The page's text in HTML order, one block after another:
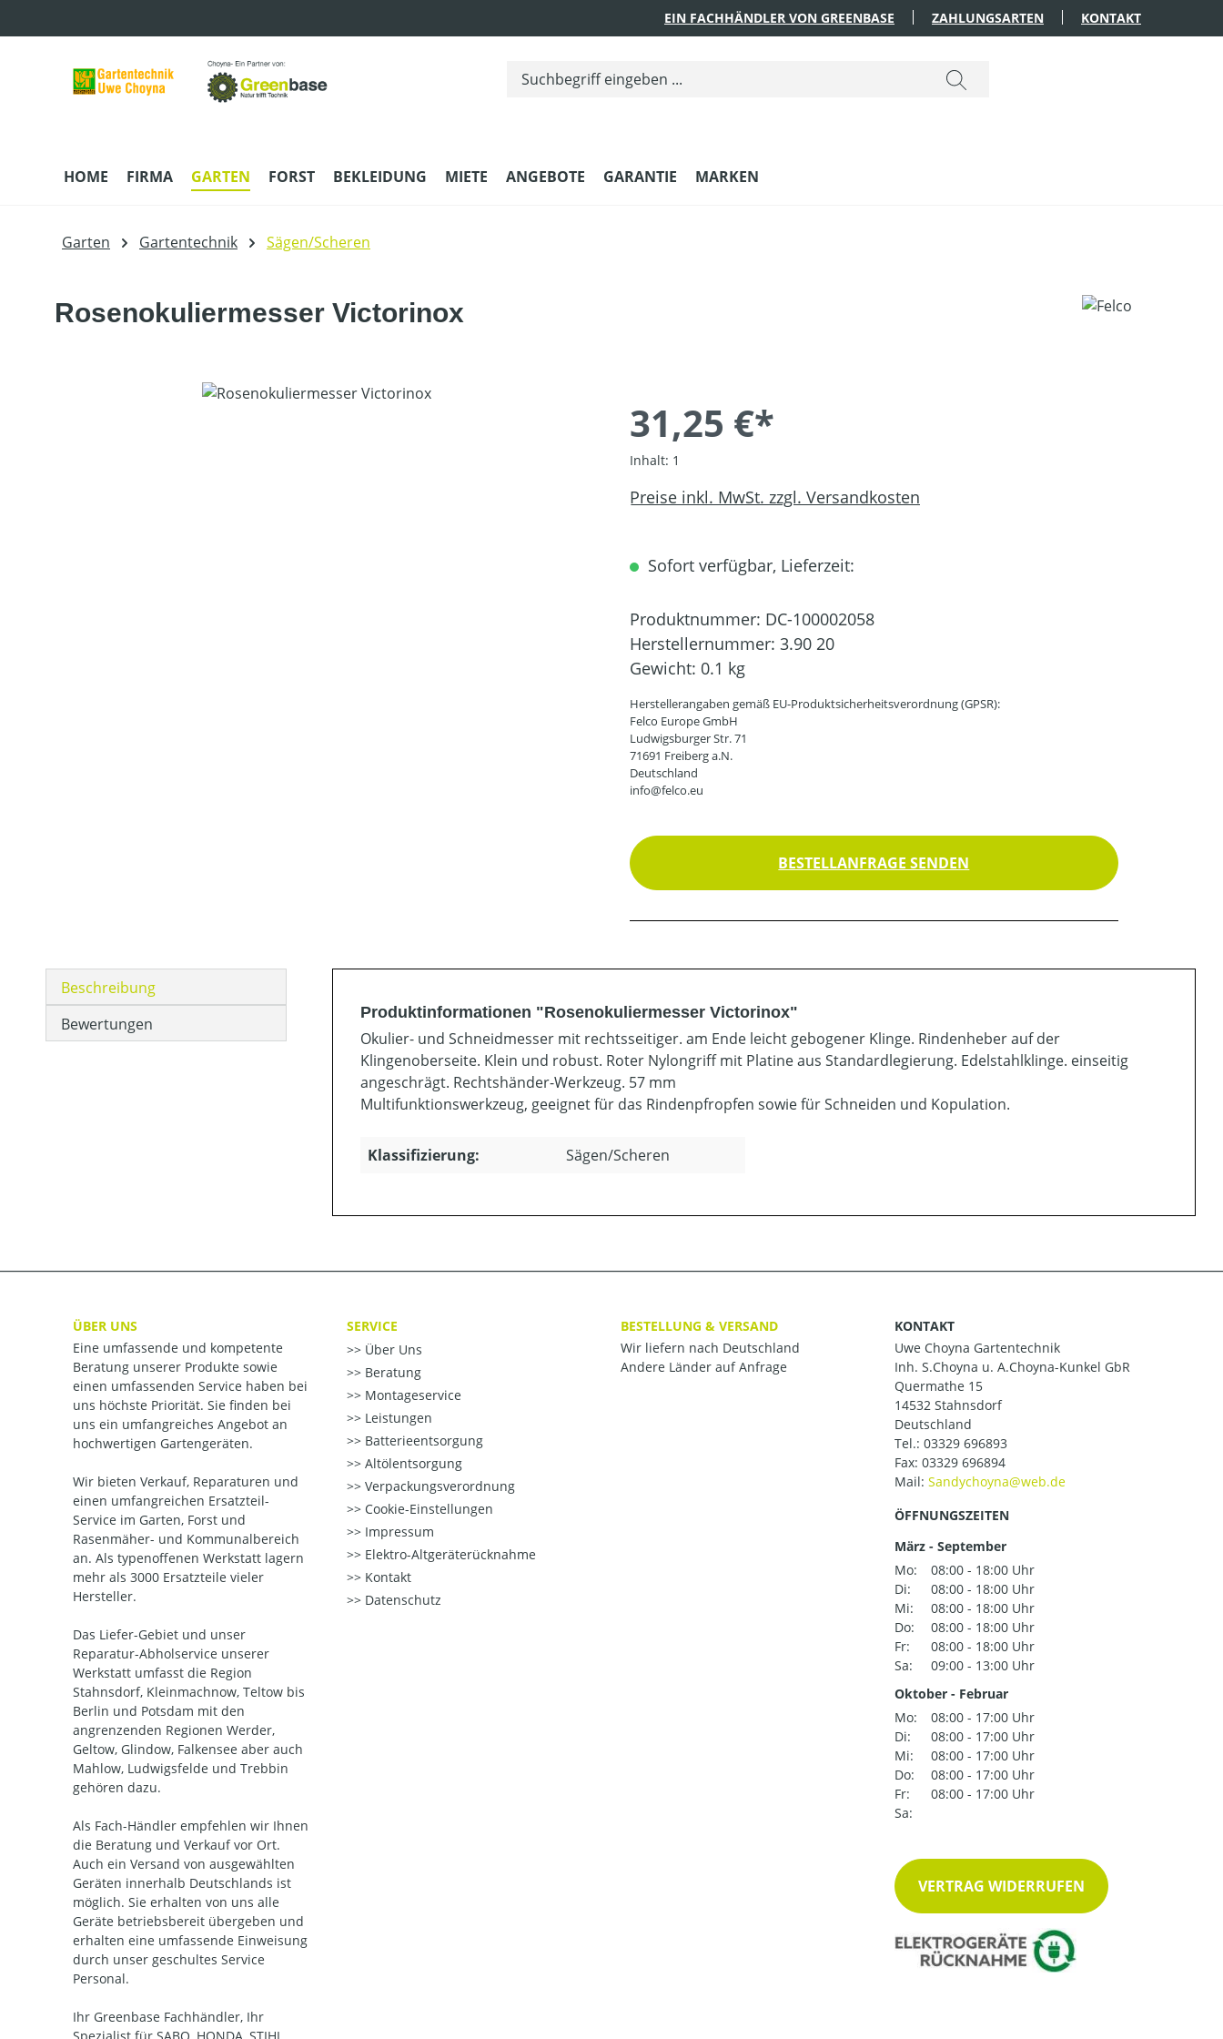
EIN FACHHÄNDLER VON GREENBASE ZAHLUNGSARTEN KONTAKT
HOME FIRMA GARTEN FORST BEKLEIDUNG MIETE ANGEBOTE GARANTIE MARKEN
Garten Gartentechnik Sägen/Scheren
Rosenokuliermesser Victorinox
Bildergalerie überspringen
31,25 €*
Inhalt: 1
Preise inkl. MwSt. zzgl. Versandkosten
Sofort verfügbar, Lieferzeit:
Produktnummer: DC-100002058
Herstellernummer: 3.90 20
Gewicht: 0.1 kg
Herstellerangaben gemäß EU-Produktsicherheitsverordnung (GPSR):
Felco Europe GmbH
Ludwigsburger Str. 71
71691 Freiberg a.N.
Deutschland
info@felco.eu
BESTELLANFRAGE SENDEN
Beschreibung
Bewertungen
Produktinformationen "Rosenokuliermesser Victorinox"
Okulier- und Schneidmesser mit rechtsseitiger. am Ende leicht gebogener Klinge. Rindenheber auf der
Klingenoberseite. Klein und robust. Roter Nylongriff mit Platine aus Standardlegierung. Edelstahlklinge. einseitig
angeschrägt. Rechtshänder-Werkzeug. 57 mm
Multifunktionswerkzeug, geeignet für das Rindenpfropfen sowie für Schneiden und Kopulation.
Klassifizierung: Sägen/Scheren
ÜBER UNS
Eine umfassende und kompetente
Beratung unserer Produkte sowie
einen umfassenden Service haben bei
uns höchste Priorität. Sie finden bei
uns ein umfangreiches Angebot an
hochwertigen Gartengeräten.
Wir bieten Verkauf, Reparaturen und
einen umfangreichen Ersatzteil-
Service im Garten, Forst und
Rasenmäher- und Kommunalbereich
an. Als typenoffenen Werkstatt lagern
mehr als 3000 Ersatzteile vieler
Hersteller.
Das Liefer-Gebiet und unser
Reparatur-Abholservice unserer
Werkstatt umfasst die Region
Stahnsdorf, Kleinmachnow, Teltow bis
Berlin und Potsdam mit den
angrenzenden Regionen Werder,
Geltow, Glindow, Falkensee aber auch
Mahlow, Ludwigsfelde und Trebbin
gehören dazu.
Als Fach-Händler empfehlen wir Ihnen
die Beratung und Verkauf vor Ort.
Auch ein Versand von ausgewählten
Geräten innerhalb Deutschlands ist
möglich. Sie erhalten von uns alle
Geräte betriebsbereit übergeben und
erhalten eine umfassende Einweisung
durch unser geschultes Service
Personal.
Ihr Greenbase Fachhändler, Ihr
SERVICE
Über Uns
Beratung
Montageservice
Leistungen
Batterieentsorgung
Altölentsorgung
Verpackungsverordnung
Cookie-Einstellungen
Impressum
Elektro-Altgeräterücknahme
Kontakt
Datenschutz
BESTELLUNG & VERSAND
Wir liefern nach Deutschland
Andere Länder auf Anfrage
KONTAKT
Uwe Choyna Gartentechnik
Inh. S.Choyna u. A.Choyna-Kunkel GbR
Quermathe 15
14532 Stahnsdorf
Deutschland
Tel.: 03329 696893
Fax: 03329 696894
Mail:
ÖFFNUNGSZEITEN
März - September
Mo:
08:00 - 18:00 Uhr
Di:
08:00 - 18:00 Uhr
Mi:
08:00 - 18:00 Uhr
Do:
08:00 - 18:00 Uhr
Fr:
08:00 - 18:00 Uhr
Sa:
09:00 - 13:00 Uhr
Oktober - Februar
Mo:
08:00 - 17:00 Uhr
Di:
08:00 - 17:00 Uhr
Mi:
08:00 - 17:00 Uhr
Do:
08:00 - 17:00 Uhr
Fr:
08:00 - 17:00 Uhr
Sa:
VERTRAG WIDERRUFEN